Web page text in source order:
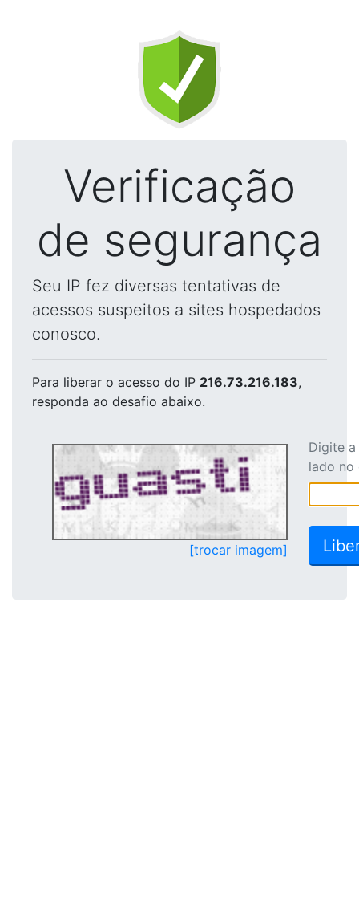
Verificação
de segurança
Seu IP fez diversas tentativas de
acessos suspeitos a sites hospedados
conosco.
Para liberar o acesso do IP 216.73.216.183,
responda ao desafio abaixo.
[trocar imagem]
Digite
lado no